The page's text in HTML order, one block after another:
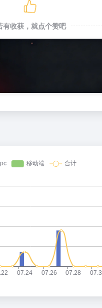
有收获，就点个赞吧